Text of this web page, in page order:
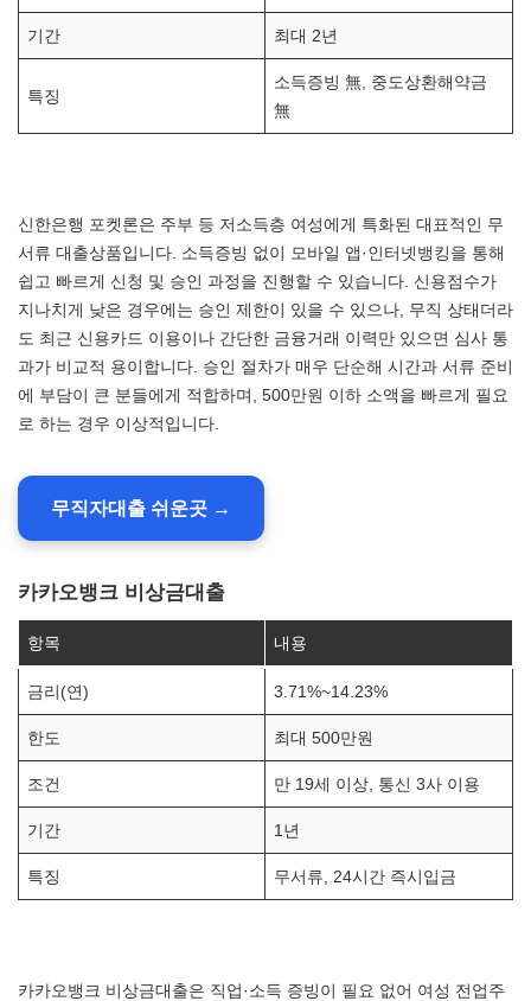
기간 최대 2년
특징
소득증빙 無, 중도상환해약금
無
신한은행 포켓론은 주부 등 저소득층 여성에게 특화된 대표적인 무
서류 대출상품입니다. 소득증빙 없이 모바일 앱·인터넷뱅킹을 통해
쉽고 빠르게 신청 및 승인 과정을 진행할 수 있습니다. 신용점수가
지나치게 낮은 경우에는 승인 제한이 있을 수 있으나, 무직 상태더라
도 최근 신용카드 이용이나 간단한 금융거래 이력만 있으면 심사 통
과가 비교적 용이합니다. 승인 절차가 매우 단순해 시간과 서류 준비
에 부담이 큰 분들에게 적합하며, 500만원 이하 소액을 빠르게 필요
로 하는 경우 이상적입니다.
무직자대출 쉬운곳 →
카카오뱅크 비상금대출
항목 내용
금리(연) 3.71%~14.23%
한도 최대 500만원
조건 만 19세 이상, 통신 3사 이용
기간 1년
특징 무서류, 24시간 즉시입금
카카오뱅크 비상금대출은 직업·소득 증빙이 필요 없어 여성 전업주